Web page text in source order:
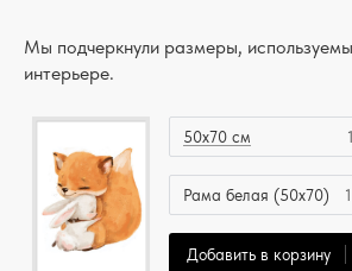
Мы подчеркнули размеры,
интерьере.
50x70 см
Рама белая (50x70)
Добавить в корзину